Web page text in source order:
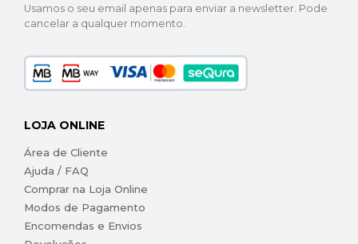
Usamos o seu email apenas para enviar a newsletter. Pode
cancelar a qualquer momento.
LOJA ONLINE
Área de Cliente
Ajuda / FAQ
Comprar na Loja Online
Modos de Pagamento
Encomendas e Envios